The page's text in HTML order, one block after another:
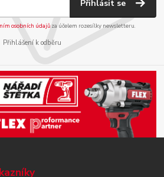
Přihlásit se
osobních údajůza účelem rozesílky newsletteru.
Přihlášení k odběru